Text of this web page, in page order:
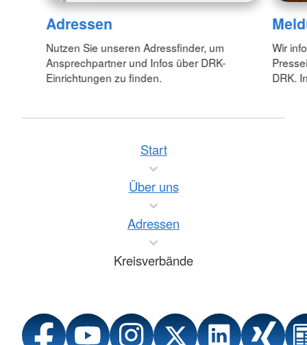
Adressen
Nutzen Sie unseren Adressfinder, um
Ansprechpartner und Infos über DRK-
Einrichtungen zu finden.
Wir
DRK.
Start
Über uns
Adressen
Kreisverbände